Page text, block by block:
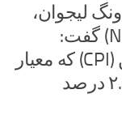
لیجوان،
آمارگیر ارشد اداره ملی آمار (NBS) گفت:
شاخص قیمت مصرف‌کننده چین (CPI) که معیار
اصلی تورم است، در ماه ژوئن ۲.۵ درصد